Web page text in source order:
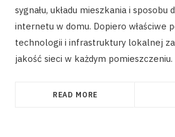
sygnału, układu mieszkania i sposobu
internetu w domu. Dopiero właściwe
technologii i infrastruktury lokalnej
jakość sieci w każdym pomieszczeniu.
READ MORE